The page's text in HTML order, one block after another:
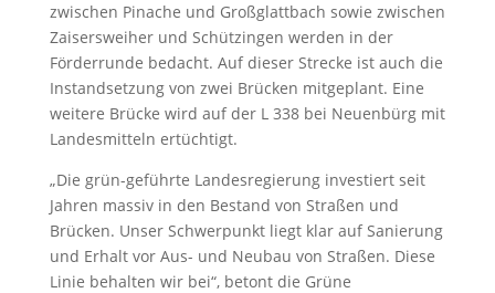
zwischen Pinache und Großglattbach sowie zwischen
Zaisersweiher und Schützingen werden in der
Förderrunde bedacht. Auf dieser Strecke ist auch die
Instandsetzung von zwei Brücken mitgeplant. Eine
weitere Brücke wird auf der L 338 bei Neuenbürg mit
Landesmitteln ertüchtigt.
„Die grün-geführte Landesregierung investiert seit
Jahren massiv in den Bestand von Straßen und
Brücken. Unser Schwerpunkt liegt klar auf Sanierung
und Erhalt vor Aus- und Neubau von Straßen. Diese
Linie behalten wir bei“, betont die Grüne